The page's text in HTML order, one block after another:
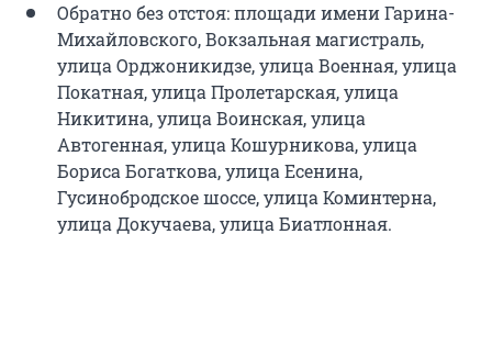
Обратно без отстоя: площади имени Гарина-
Михайловского, Вокзальная магистраль,
улица Орджоникидзе, улица Военная, улица
Покатная, улица Пролетарская, улица
Никитина, улица Воинская, улица
Автогенная, улица Кошурникова, улица
Бориса Богаткова, улица Есенина,
Гусинобродское шоссе, улица Коминтерна,
улица Докучаева, улица Биатлонная.